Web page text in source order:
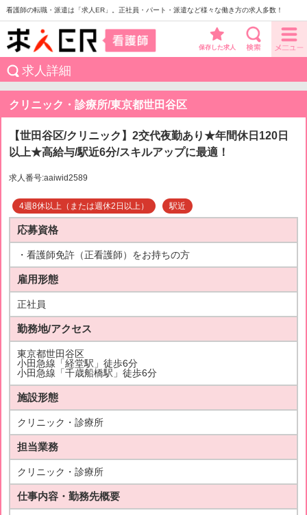
看護師の転職・派遣は「求人ER」。正社員・パート・派遣など様々な働き方の求人多数！
保存した求人
求人詳細
クリニック・診療所/東京都世田谷区
【世田谷区/クリニック】2交代夜勤あり★年間休日120日
以上★高給与/駅近6分/スキルアップに最適！
求人番号:aaiwid2589
4週8休以上（または週休2日以上） 駅近
応募資格
・看護師免許（正看護師）をお持ちの方
雇用形態
正社員
勤務地/アクセス
東京都世田谷区
小田急線「経堂駅」徒歩6分
小田急線「千歳船橋駅」徒歩6分
施設形態
クリニック・診療所
担当業務
クリニック・診療所
仕事内容・勤務先概要